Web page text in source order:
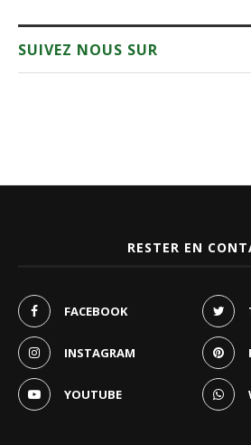
SUIVEZ NOUS SUR
RESTER EN
FACEBOOK
INSTAGRAM
YOUTUBE